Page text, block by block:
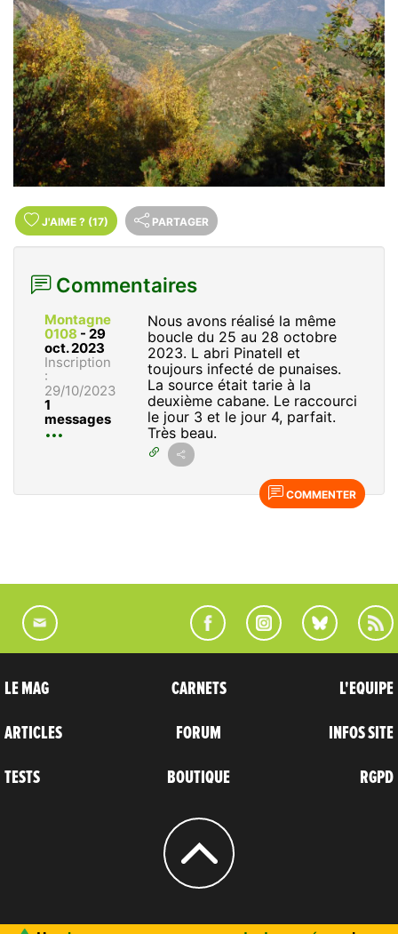
J'AIME ? (17) PARTAGER
Commentaires
Montagne
0108 - 29
oct. 2023
Inscription
:
29/10/2023
1
messages
Nous avons réalisé la même
boucle du 25 au 28 octobre
2023. L abri Pinatell et
toujours infecté de punaises.
La source était tarie à la
deuxième cabane. Le raccourci
le jour 3 et le jour 4, parfait.
Très beau.
COMMENTER
LE MAG
ARTICLES
TESTS
CARNETS
FORUM
BOUTIQUE
L'EQUIPE
INFOS SITE
RGPD